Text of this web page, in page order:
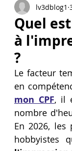
3D à la
ARTILLERY
QUALIOPI
Hi combo
Quel
à
?
lv3dblog1
Le facteur
en
mon CPF, il
nombre
En 2026,
hobbyistes